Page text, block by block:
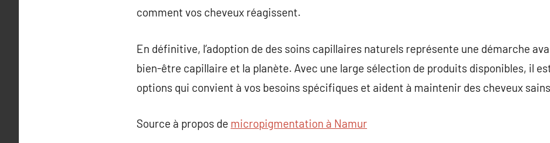
comment vos cheveux réagissent.
En définitive, l’adoption de des soins capillaires naturels représente une démarche
bien-être capillaire et la planète. Avec une large sélection de produits disponibles, il
options qui convient à vos besoins spécifiques et aident à maintenir des cheveux
Source à propos de micropigmentation à Namur